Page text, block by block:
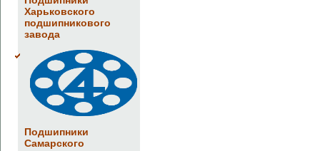
Харьковского
подшипникового
завода
Подшипники
Самарского